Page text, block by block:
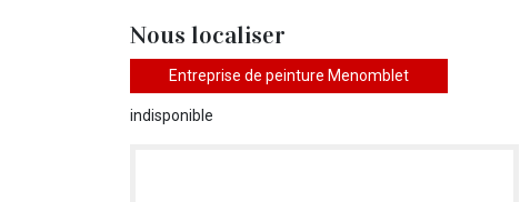
Nous localiser
Entreprise de peinture Menomblet
indisponible